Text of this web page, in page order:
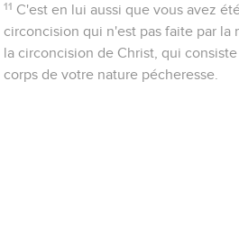
11 C'est en lui aussi que vous avez
circoncision qui n'est pas faite par la
la circoncision de Christ, qui
corps de votre nature pécheresse.